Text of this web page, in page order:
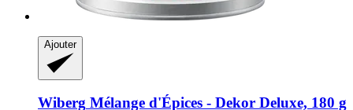
Ajouter
Wiberg Mélange d'Épices -​ Dekor Deluxe, 180 g